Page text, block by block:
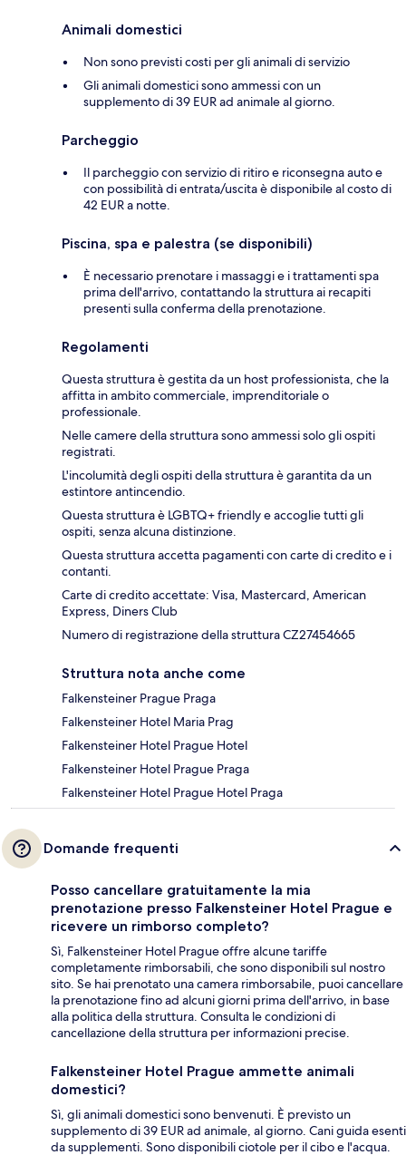
Animali domestici
Non sono previsti costi per gli animali di servizio
Gli animali domestici sono ammessi con un
supplemento di 39 EUR ad animale al giorno.
Parcheggio
Il parcheggio con servizio di ritiro e riconsegna auto e
con possibilità di entrata/uscita è disponibile al costo di
42 EUR a notte.
Piscina, spa e palestra (se disponibili)
È necessario prenotare i massaggi e i trattamenti spa
prima dell'arrivo, contattando la struttura ai recapiti
presenti sulla conferma della prenotazione.
Regolamenti
Questa struttura è gestita da un host professionista, che la
affitta in ambito commerciale, imprenditoriale o
professionale.
Nelle camere della struttura sono ammessi solo gli ospiti
registrati.
L'incolumità degli ospiti della struttura è garantita da un
estintore antincendio.
Questa struttura è LGBTQ+ friendly e accoglie tutti gli
ospiti, senza alcuna distinzione.
Questa struttura accetta pagamenti con carte di credito e i
contanti.
Carte di credito accettate: Visa, Mastercard, American
Express, Diners Club
Numero di registrazione della struttura CZ27454665
Struttura nota anche come
Falkensteiner Prague Praga
Falkensteiner Hotel Maria Prag
Falkensteiner Hotel Prague Hotel
Falkensteiner Hotel Prague Praga
Falkensteiner Hotel Prague Hotel Praga
Domande frequenti
Posso cancellare gratuitamente la mia
prenotazione presso Falkensteiner Hotel Prague e
ricevere un rimborso completo?
Sì, Falkensteiner Hotel Prague offre alcune tariffe
completamente rimborsabili, che sono disponibili sul nostro
sito. Se hai prenotato una camera rimborsabile, puoi cancellare
la prenotazione fino ad alcuni giorni prima dell'arrivo, in base
alla politica della struttura. Consulta le condizioni di
cancellazione della struttura per informazioni precise.
Falkensteiner Hotel Prague ammette animali
domestici?
Sì, gli animali domestici sono benvenuti. È previsto un
supplemento di 39 EUR ad animale, al giorno. Cani guida esenti
da supplementi. Sono disponibili ciotole per il cibo e l'acqua.